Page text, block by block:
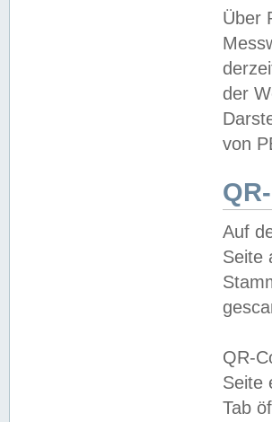
Über
der
von
Auf
Seite
QR-
Seite
Tab